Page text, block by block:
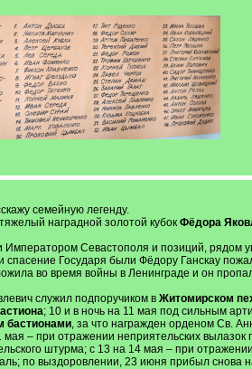
семейную легенду.
наградной золотой кубок Фёдора
Императором Севастополя и позиций, рядом
спасение Государя были Фёдору Ганскау
во время войны в Ленинграде и он
служил подпоручиком в Житомирском
; 10 и в ночь на 11 мая под сильным
бастионами, за что награжден орденом Св.
– при отражении неприятельских вылазок
штурма; с 13 на 14 мая – при
по выздоровлении, 23 июня прибыл снова